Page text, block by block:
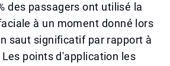
des passagers ont utilisé la
à un moment donné lors
saut significatif par rapport à
Les points d'application les